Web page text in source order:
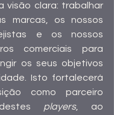
visão clara: trabalhar
marcas, os nossos
e os nossos
comerciais para
os seus objetivos
Isto fortalecerá
como parceiro
players, ao